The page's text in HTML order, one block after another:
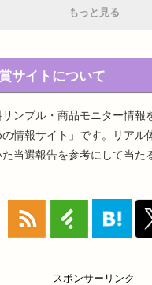
もっと見る
サイトについて
ンプル・商品モニター情報
情報サイト」です。リアル
当選報告を参考にして当た
スポンサーリンク